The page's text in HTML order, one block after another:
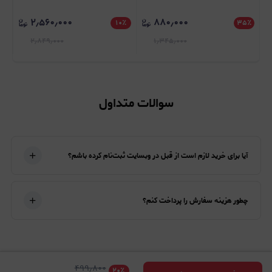
۴۹۹٫۸۰۰
۳۵٪ ۸۸۰٫۰۰۰ ۱۰٪ ۲٫۵۶۰٫۰۰۰
سوالات متداول
آیا برای خرید لازم است از قبل در وبسایت ثبت‌نام کرده باشم؟
چطور هزینه سفارش را پرداخت کنم؟